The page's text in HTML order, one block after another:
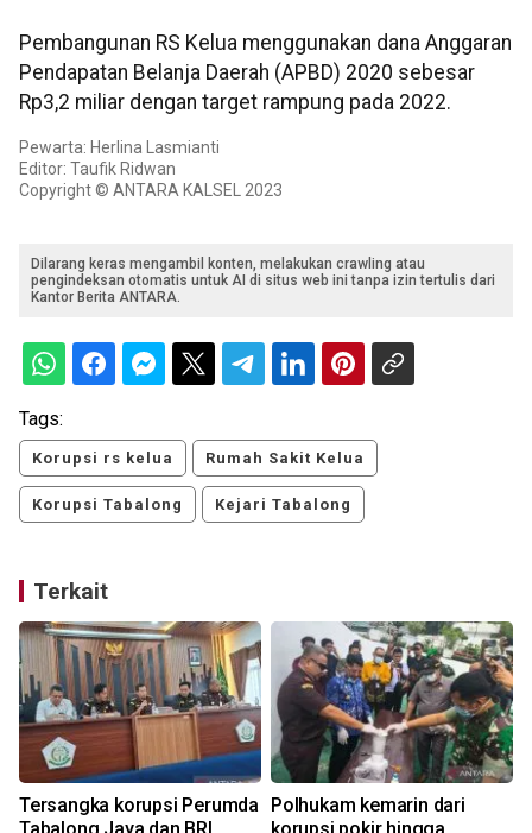
Pembangunan RS Kelua menggunakan dana Anggaran
Pendapatan Belanja Daerah (APBD) 2020 sebesar
Rp3,2 miliar dengan target rampung pada 2022.
Pewarta: Herlina Lasmianti
Editor: Taufik Ridwan
Copyright © ANTARA KALSEL 2023
Dilarang keras mengambil konten, melakukan crawling atau
pengindeksan otomatis untuk AI di situs web ini tanpa izin tertulis dari
Kantor Berita ANTARA.
Tags:
Korupsi rs kelua Rumah Sakit Kelua
Korupsi Tabalong Kejari Tabalong
Terkait
Tersangka korupsi Perumda
Polhukam kemarin dari